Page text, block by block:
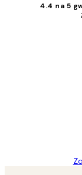
4.4 na 5